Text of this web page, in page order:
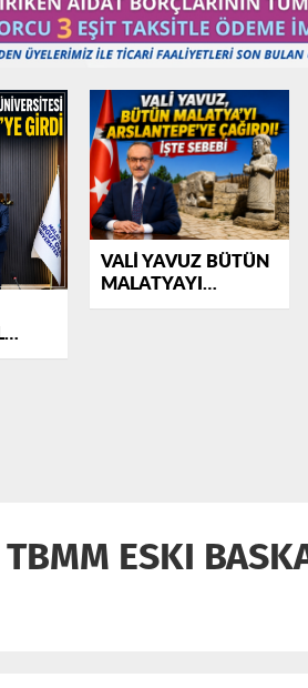
VALİ YAVUZ BÜTÜN
MALATYAYI
ASLANTEPEYE
ESKI